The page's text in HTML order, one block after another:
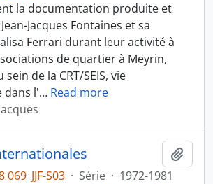
la documentation produite et
Jacques Fontaines et sa
Ferrari durant leur activité à
de quartier à Meyrin,
de la CRT/SEIS, vie
dans l'… Read more
S03 · Série · 1972-1981